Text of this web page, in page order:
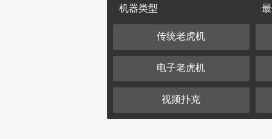
机器类型
传统老虎机
电子老虎机
视频扑克